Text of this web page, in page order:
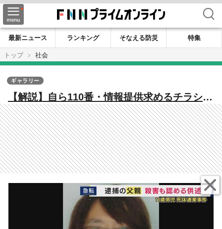
検索
最新ニュース ランキング そなえる防災
特集
トップ
社会
【解説】自ら110番・情報提供求めるチラシ配
った遺体遺棄容疑で逮捕の父親「やらなけれ
ば逆におかしい」行動の「2つの違和感」につ
いて元警視庁刑事と弁護士が解説「早い段階
から関与疑われていたか」
ギャラリー